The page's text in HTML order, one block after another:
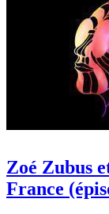
Zoé Zubus
France